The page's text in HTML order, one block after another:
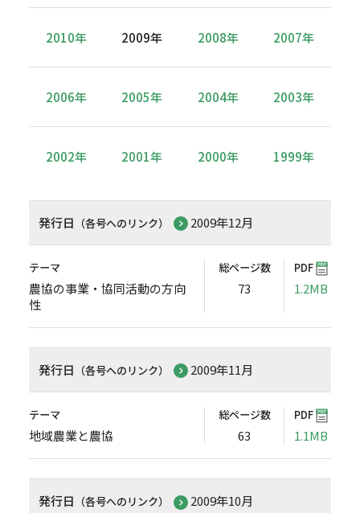
2010年 2009年 2008年 2007年
2006年 2005年 2004年 2003年
2002年 2001年 2000年 1999年
発行日 （各号へのリンク） 2009年12月
テーマ
農協の事業・協同活動の方向
性
総ページ数
73
PDF
1.2MB
発行日 （各号へのリンク） 2009年11月
テーマ
地域農業と農協
総ページ数
63
PDF
1.1MB
発行日 （各号へのリンク） 2009年10月